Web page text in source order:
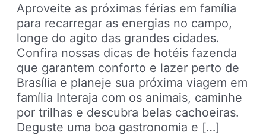
Aproveite as próximas férias em família
para recarregar as energias no campo,
longe do agito das grandes cidades.
Confira nossas dicas de hotéis fazenda
que garantem conforto e lazer perto de
Brasília e planeje sua próxima viagem em
família Interaja com os animais, caminhe
por trilhas e descubra belas cachoeiras.
Deguste uma boa gastronomia e […]